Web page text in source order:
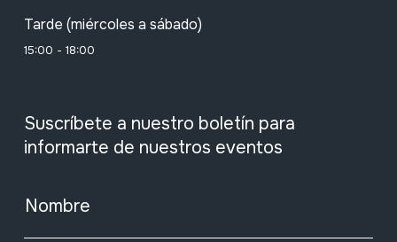
Tarde (miércoles a sábado)
15:00 - 18:00
Suscríbete a nuestro boletín para
informarte de nuestros eventos
Nombre